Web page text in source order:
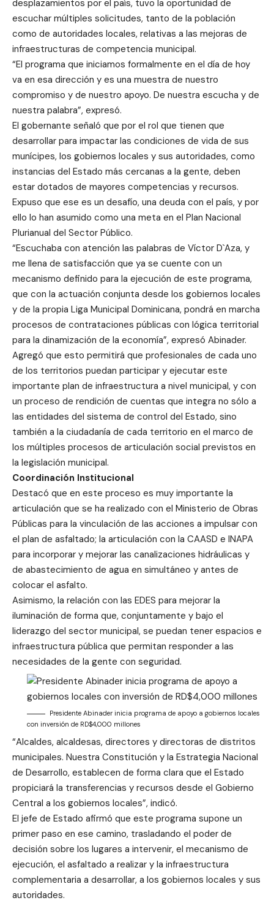
desplazamientos por el país, tuvo la oportunidad de
escuchar múltiples solicitudes, tanto de la población
como de autoridades locales, relativas a las mejoras de
infraestructuras de competencia municipal.
“El programa que iniciamos formalmente en el día de hoy
va en esa dirección y es una muestra de nuestro
compromiso y de nuestro apoyo. De nuestra escucha y de
nuestra palabra”, expresó.
El gobernante señaló que por el rol que tienen que
desarrollar para impactar las condiciones de vida de sus
munícipes, los gobiernos locales y sus autoridades, como
instancias del Estado más cercanas a la gente, deben
estar dotados de mayores competencias y recursos.
Expuso que ese es un desafío, una deuda con el país, y por
ello lo han asumido como una meta en el Plan Nacional
Plurianual del Sector Público.
“Escuchaba con atención las palabras de Víctor D`Aza, y
me llena de satisfacción que ya se cuente con un
mecanismo definido para la ejecución de este programa,
que con la actuación conjunta desde los gobiernos locales
y de la propia Liga Municipal Dominicana, pondrá en marcha
procesos de contrataciones públicas con lógica territorial
para la dinamización de la economía”, expresó Abinader.
Agregó que esto permitirá que profesionales de cada uno
de los territorios puedan participar y ejecutar este
importante plan de infraestructura a nivel municipal, y con
un proceso de rendición de cuentas que integra no sólo a
las entidades del sistema de control del Estado, sino
también a la ciudadanía de cada territorio en el marco de
los múltiples procesos de articulación social previstos en
la legislación municipal.
Coordinación Institucional
Destacó que en este proceso es muy importante la
articulación que se ha realizado con el Ministerio de Obras
Públicas para la vinculación de las acciones a impulsar con
el plan de asfaltado; la articulación con la CAASD e INAPA
para incorporar y mejorar las canalizaciones hidráulicas y
de abastecimiento de agua en simultáneo y antes de
colocar el asfalto.
Asimismo, la relación con las EDES para mejorar la
iluminación de forma que, conjuntamente y bajo el
liderazgo del sector municipal, se puedan tener espacios e
infraestructura pública que permitan responder a las
necesidades de la gente con seguridad.
Presidente Abinader inicia programa de apoyo a gobiernos locales
con inversión de RD$4,000 millones
“Alcaldes, alcaldesas, directores y directoras de distritos
municipales. Nuestra Constitución y la Estrategia Nacional
de Desarrollo, establecen de forma clara que el Estado
propiciará la transferencias y recursos desde el Gobierno
Central a los gobiernos locales”, indicó.
El jefe de Estado afirmó que este programa supone un
primer paso en ese camino, trasladando el poder de
decisión sobre los lugares a intervenir, el mecanismo de
ejecución, el asfaltado a realizar y la infraestructura
complementaria a desarrollar, a los gobiernos locales y sus
autoridades.